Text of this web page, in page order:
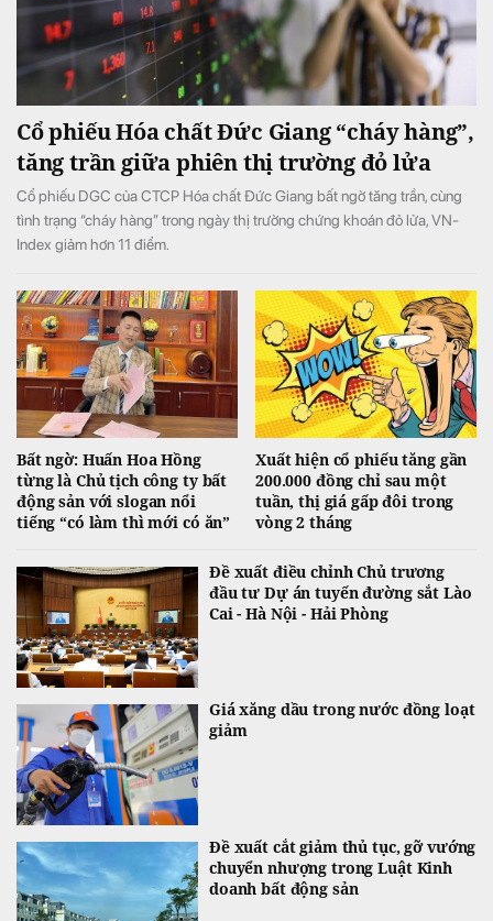
Cổ phiếu Hóa chất Đức Giang “cháy hàng”,
tăng trần giữa phiên thị trường đỏ lửa
Cổ phiếu DGC của CTCP Hóa chất Đức Giang bất ngờ tăng trần, cùng
tình trạng “cháy hàng” trong ngày thị trường chứng khoán đỏ lửa, VN-
Index giảm hơn 11 điểm.
Bất ngờ: Huấn Hoa Hồng
từng là Chủ tịch công ty bất
động sản với slogan nổi
tiếng “có làm thì mới có ăn”
Xuất hiện cổ phiếu tăng gần
200.000 đồng chỉ sau một
tuần, thị giá gấp đôi trong
vòng 2 tháng
Đề xuất điều chỉnh Chủ trương
đầu tư Dự án tuyến đường sắt Lào
Cai - Hà Nội - Hải Phòng
Giá xăng dầu trong nước đồng loạt
giảm
Đề xuất cắt giảm thủ tục, gỡ vướng
chuyển nhượng trong Luật Kinh
doanh bất động sản